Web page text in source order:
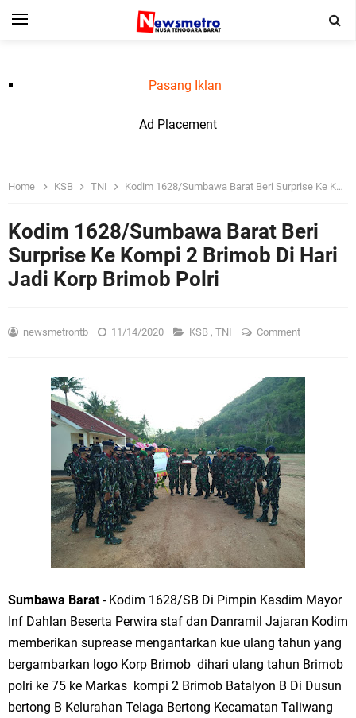
Pasang Iklan
Ad Placement
Home KSB TNI Kodim 1628/Sumbawa Barat Beri Surprise Ke Kompi 2 Brimob Di Hari Jadi Korp Brimob Polri
Kodim 1628/Sumbawa Barat Beri
Surprise Ke Kompi 2 Brimob Di Hari
Jadi Korp Brimob Polri
newsmetrontb 11/14/2020 KSB , TNI Comment
Sumbawa Barat- Kodim 1628/SB Di Pimpin Kasdim Mayor
Inf Dahlan Beserta Perwira staf dan Danramil Jajaran Kodim
memberikan suprease mengantarkan kue ulang tahun yang
bergambarkan logo Korp Brimob dihari ulang tahun Brimob
polri ke 75 ke Markas kompi 2 Brimob Batalyon B Di Dusun
bertong B Kelurahan Telaga Bertong Kecamatan Taliwang